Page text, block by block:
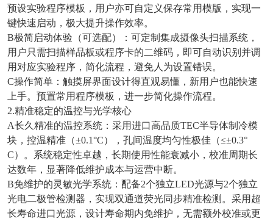
预设实验程序模板，用户亦可自定义保存常用模版，实现一
键快速启动，极大提升操作效率。
B极简启动体验（可选配）：可定制集成摄像头扫描系统，
用户只需扫描样品板或程序卡的二维码，即可自动识别并调
用对应实验程序，简化流程，避免人为设置错误。
C操作简单：触摸屏界面设计得直观易懂，新用户也能快速
上手。预置常用程序模板，进一步简化操作流程。
2.精准稳定的温控与光学核心
A长久精准的温控系统：采用进口高品质TEC半导体制冷模
块，控温精准（±0.1°C），孔间温度均匀性极佳（≤±0.3°
C）。系统稳定性卓越，长期使用性能衰减小，校准周期长
达数年，显著降低维护成本与运营中断。
B免维护的灵敏光学系统：配备2个独立LED光源与2个独立
光电二极管检测器，实现双通道荧光同步精准检测。采用超
长寿命进口光源，设计寿命期内免维护，无需额外校准或更